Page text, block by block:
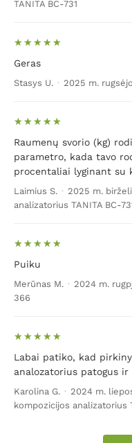
TANITA BC-731
Geras
Stasys U. · 2025 m.
Raumenų svorio (kg)
parametro, kada tavo
procentaliai lyginant su
Laimius S. · 2025 m.
analizatorius TANITA BC-
Puiku
Merūnas M. · 2024 m.
366
Labai patiko, kad
analozatorius patogus
Karolina G. · 2024 m.
kompozicijos analizatorius